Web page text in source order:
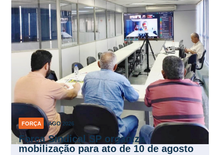
FORÇA 6 AGO 2026
Força Sindical SP organiza
mobilização para ato de 10 de agosto